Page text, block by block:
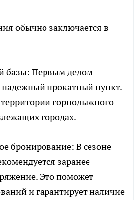
обычно заключается в
базы: Первым делом
прокатный пункт.
горнолыжного
городах.
бронирование: В сезоне
заранее
Это поможет
и гарантирует наличие